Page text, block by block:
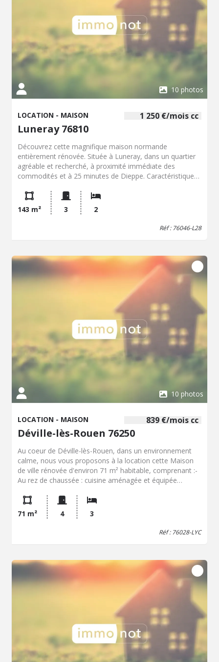
10 photos
1 250 €/mois cc
LOCATION - MAISON
Luneray 76810
Découvrez cette magnifique maison normande
entièrement rénovée. Située à Luneray, dans un quartier
agréable et recherché, à proximité immédiate des
commodités et à 25 minutes de Dieppe. Caractéristiques
spacieuse - Belle cuisine aménagée et équipée -
Salon/séjour chaleureux - 2 grandes chambres dont une
au rez-de-chaussée - 2 salles d'eau dont une au rez-de-
chaussée - 2 WC séparés dont un au rez-de-chaussée -
Disponible : dès maintenant Conditions : bail de location
classique, dépôt de garantie et étude du dossier.
143 m² 3 2
Réf : 76046-L28
10 photos
839 €/mois cc
LOCATION - MAISON
Déville-lès-Rouen 76250
Au coeur de Déville-lès-Rouen, dans un environnement
calme, nous vous proposons à la location cette Maison
de ville rénovée d'environ 71 m² habitable, comprenant :-
Au rez de chaussée : cuisine aménagée et équipée
vaisselle) avec poêle à bois, salle à manger, séjour, cellier
en 2 parties, salle de douche avec WC ;- Au premier étage
: palier, un WC, deux chambres ;- Au deuxième étage :
palier, une chambre sous combles avec étagères de
individuel au gaz. Production d'eau chaude individuelle
électrique par cumulus.Abonnement privatif d'eau froide
et d'électricité à souscrire par l'occupant.Maison
disponible à compter de fin août 2026.Loyer : 820,00 € +
contrat d'entretien poêle à bois : 6,00€ + contrat
d'entretien chaudière : 13,00€.Frais à prévoir: dépôt de
garantie: 820,00 € + provisions de frais de bail: 500,00€ +
frais état des lieux d'entrée: 216.09 €. Les informations
sur les risques auxquels ce bien est exposé sont
disponibles sur le site Géorisques : www. georisques.
gouv. fr
71 m² 4 3
Réf : 76028-LYC